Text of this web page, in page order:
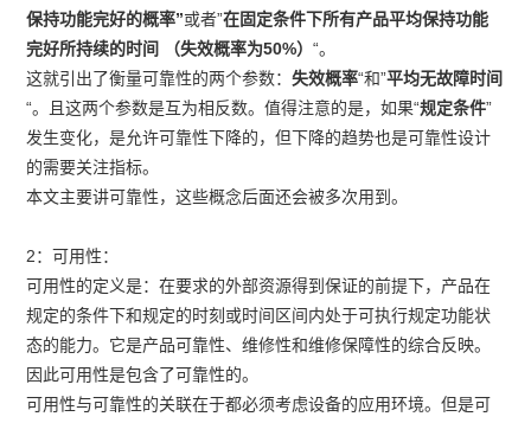
保持功能完好的概率”或者”在固定条件下所有产品平均保持功能
完好所持续的时间
（失效概率为50%）“。
这就引出了衡量可靠性的两个参数：失效概率“和”平均无故障时间
“。且这两个参数是互为相反数。值得注意的是，如果“规定条件”
发生变化，是允许可靠性下降的，但下降的趋势也是可靠性设计
的需要关注指标。
本文主要讲可靠性，这些概念后面还会被多次用到。
2：可用性：
可用性的定义是：在要求的外部资源得到保证的前提下，产品在
规定的条件下和规定的时刻或时间区间内处于可执行规定功能状
态的能力。它是产品可靠性、维修性和维修保障性的综合反映。
因此可用性是包含了可靠性的。
可用性与可靠性的关联在于都必须考虑设备的应用环境。但是可